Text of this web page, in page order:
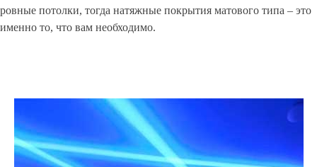
ровные потолки, тогда натяжные покрытия матового типа – это
именно то, что вам необходимо.